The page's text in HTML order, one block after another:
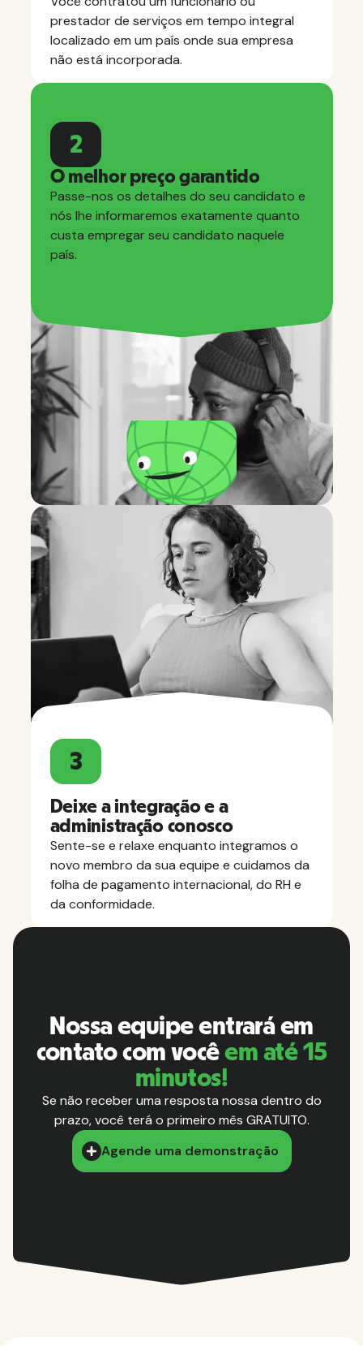
prestador de serviços em tempo integral
localizado em um país onde sua empresa
não está incorporada.
2
O melhor preço garantido
Passe-nos os detalhes do seu candidato e
nós lhe informaremos exatamente quanto
custa empregar seu candidato naquele
país.
3
Deixe a integração e a
administração conosco
Sente-se e relaxe enquanto integramos o
novo membro da sua equipe e cuidamos da
folha de pagamento internacional, do RH e
da conformidade.
Nossa equipe entrará em
contato com vocêem até 15
minutos!
Se não receber uma resposta nossa dentro do
prazo, você terá o primeiro mês GRATUITO.
Agende uma demonstração